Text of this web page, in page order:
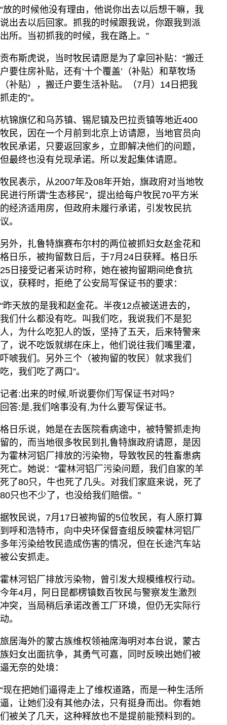
“放的时候他没有理由，他说你出去以后想干嘛，我
说出去以后回家。抓我的时候跟我说，你跟我到派
出所。当初抓我的时候，我在路上。”
贡布斯虎说，当时牧民请愿是为了拿回补贴：“搬迁
户要住房补贴，还有‘十个覆盖’（补贴）和草牧场
（补贴），搬迁户要生活补贴。（7月）14日把我
抓走的”。
杭锦旗亿和乌苏镇、锡尼镇及巴拉贡镇等地近400
牧民，因在一个月前到北京上访请愿，当地官员向
牧民承诺，只要返回家乡，立即解决他们的问题，
但最终也没有兑现承诺。所以发起集体请愿。
牧民表示，从2007年及08年开始，旗政府对当地牧
民进行所谓“生态移民”，提出给每户牧民70平方米
的经济适用房，但政府未履行承诺，引发牧民抗
议。
另外，扎鲁特旗赛布尔村的两位被抓妇女赵金花和
格日乐，被拘留数日后，于7月24日获释。格日乐
25日接受记者采访时称，她在被拘留期间绝食抗
议，获释时，拒绝了公安局写保证书的要求：
“昨天放的是我和赵金花。半夜12点被送进去的，
我们什么都没有吃。叫我们吃，我说我们不是犯
人，为什么吃犯人的饭，坚持了五天，后来特警来
了，说不吃饭就绑在床上，他们说往我们嘴里灌，
吓唬我们。另外三个（被拘留的牧民）就求我们
吃，我们吃了两口”。
记者:出来的时候,听说要你们写保证书对吗?
回答:是,我们啥事没有,为什么要写保证书。
格日乐说，她是在去医院看病途中，被特警抓走拘
留的，而当地很多牧民到扎鲁特旗政府请愿，是因
为霍林河铝厂排放的污染物，导致牧民的牲畜患病
死亡。她说：“霍林河铝厂污染问题，我们自家的羊
死了80只，牛也死了几头。对我们家庭来说，死了
80只也不少了，也没给我们赔偿。”
据牧民说，7月17日被拘留的5位牧民，有人原打算
到呼和浩特市，向中央环保督查组反映霍林河铝厂
多年污染给牧民造成伤害的情况，但在长途汽车站
被公安抓走。
霍林河铝厂排放污染物，曾引发大规模维权行动。
今年4月，阿日昆都楞镇数百牧民与警察发生激烈
冲突，当局稍后承诺改善工厂环境，但仍无实际行
动。
旅居海外的蒙古族维权领袖席海明对本台说，蒙古
族妇女出面抗争，其勇气可嘉，同时反映出她们被
逼无奈的处境：
“现在把她们逼得走上了维权道路，而是一种生活所
逼，让她们没有其他办法，只有挺身而出。你看她
们被关了几天，这种释放也不是提前能预料到的。